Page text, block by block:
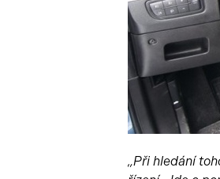
„Při hledání